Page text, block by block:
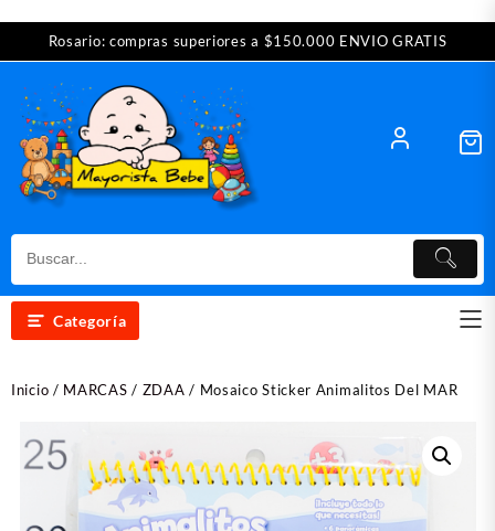
Rosario: compras superiores a $150.000 ENVIO GRATIS
Categoría
Inicio / MARCAS / ZDAA / Mosaico Sticker Animalitos Del MAR